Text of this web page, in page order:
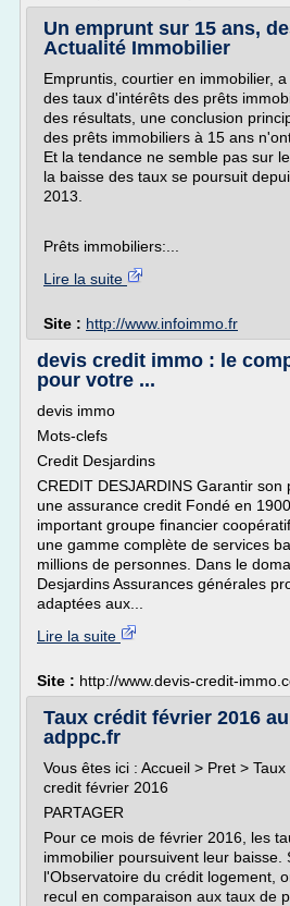
Un emprunt sur 15 ans,
Actualité Immobilier
Empruntis, courtier en immobilier,
des taux d'intérêts des prêts
des résultats, une conclusion
des prêts immobiliers à 15 ans
Et la tendance ne semble pas sur
la baisse des taux se poursuit
2013.
Prêts immobiliers:...
Lire la suite
Site : http://www.infoimmo.fr
devis credit immo : le
pour votre ...
devis immo
Mots-clefs
Credit Desjardins
CREDIT DESJARDINS Garantir son
une assurance credit Fondé en
important groupe financier
une gamme complète de services
millions de personnes. Dans le
Desjardins Assurances générales
adaptées aux...
Lire la suite
Site : http://www.devis-credit-
Taux crédit février 2016
adppc.fr
Vous êtes ici : Accueil > Pret >
credit février 2016
PARTAGER
Pour ce mois de février 2016, les
immobilier poursuivent leur baisse.
l'Observatoire du crédit logement,
recul en comparaison aux taux de